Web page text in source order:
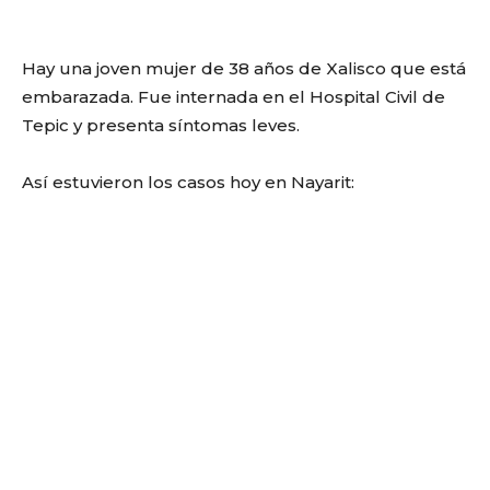
Hay una joven mujer de 38 años de Xalisco que está
embarazada. Fue internada en el Hospital Civil de
Tepic y presenta síntomas leves.
Así estuvieron los casos hoy en Nayarit: